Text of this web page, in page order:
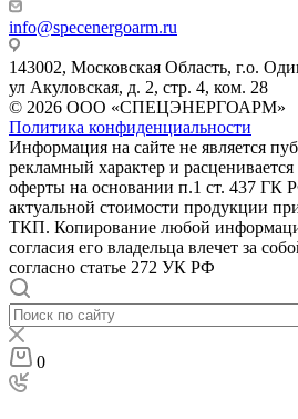
info@specenergoarm.ru
143002, Московская Область, г.о.
ул Акуловская, д. 2, стр. 4, ком. 28
© 2026 ООО «СПЕЦЭНЕРГОАРМ»
Политика конфиденциальности
Информация на сайте не является
рекламный характер и
оферты на основании п.1 ст. 437 ГК
актуальной стоимости продукции
ТКП. Копирование любой
согласия его владельца влечет за
согласно статье 272 УК РФ
0